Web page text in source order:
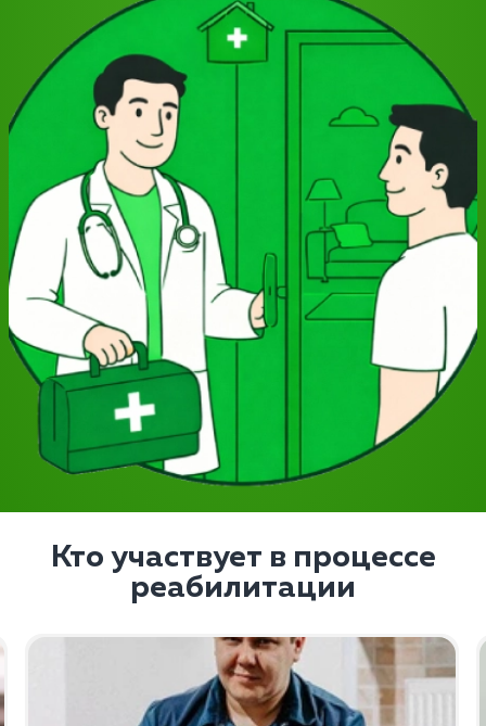
Кто участвует в процессе
реабилитации